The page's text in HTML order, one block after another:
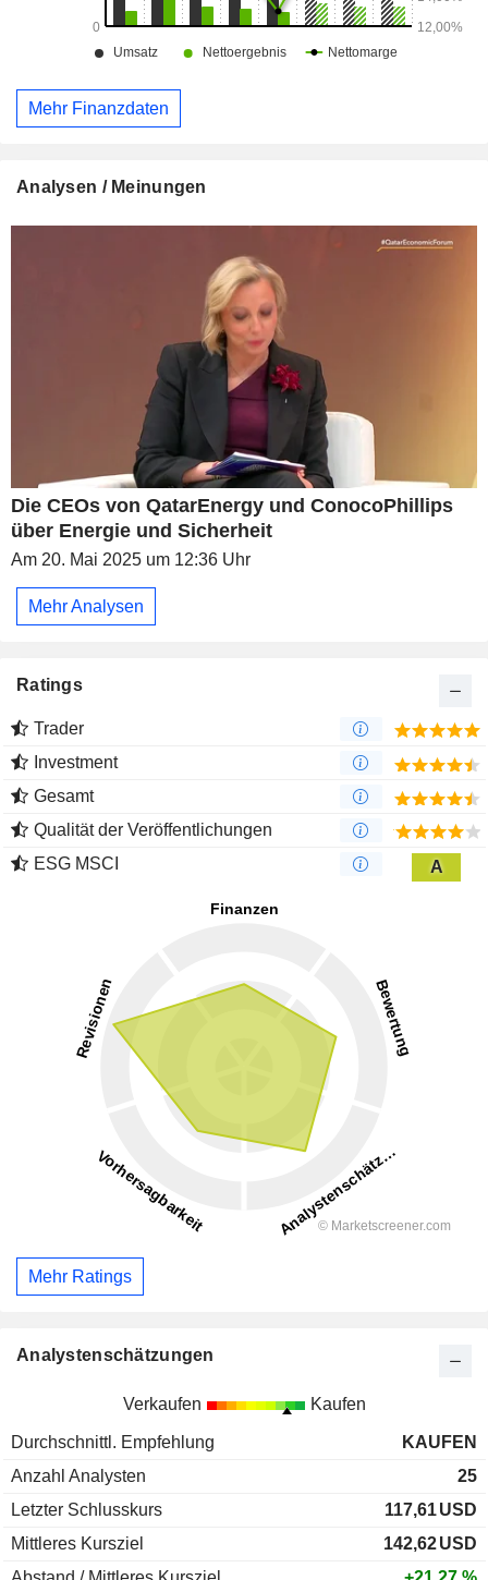
Mehr Finanzdaten
Analysen / Meinungen
Die CEOs von QatarEnergy und ConocoPhillips
über Energie und Sicherheit
Am 20. Mai 2025 um 12:36 Uhr
Mehr Analysen
Ratings
Trader
Investment
Gesamt
Qualität der Veröffentlichungen
ESG MSCI
A
Mehr Ratings
Analystenschätzungen
Verkaufen Kaufen
Durchschnittl. Empfehlung
KAUFEN
Anzahl Analysten
25
Letzter Schlusskurs
117,61USD
Mittleres Kursziel
142,62USD